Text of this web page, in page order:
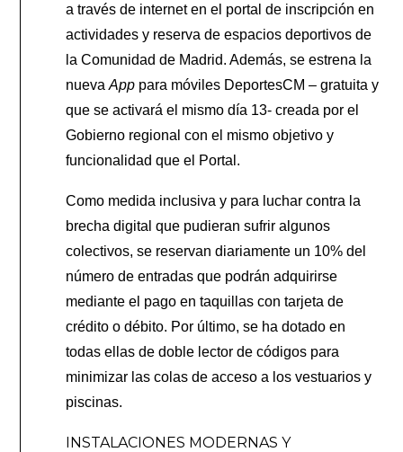
a través de internet en el portal de inscripción en
actividades y reserva de espacios deportivos de
la Comunidad de Madrid. Además, se estrena la
nuevaApp para móviles DeportesCM – gratuita y
que se activará el mismo día 13- creada por el
Gobierno regional con el mismo objetivo y
funcionalidad que el Portal.
Como medida inclusiva y para luchar contra la
brecha digital que pudieran sufrir algunos
colectivos, se reservan diariamente un 10% del
número de entradas que podrán adquirirse
mediante el pago en taquillas con tarjeta de
crédito o débito. Por último, se ha dotado en
todas ellas de doble lector de códigos para
minimizar las colas de acceso a los vestuarios y
piscinas.
INSTALACIONES MODERNAS Y